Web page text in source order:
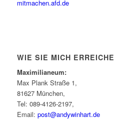
mitmachen.afd.de
WIE SIE MICH
Maximilianeum:
Max Plank Straße 1,
81627 München,
Tel: 089-4126-2197,
Email: post@andywinhart.de